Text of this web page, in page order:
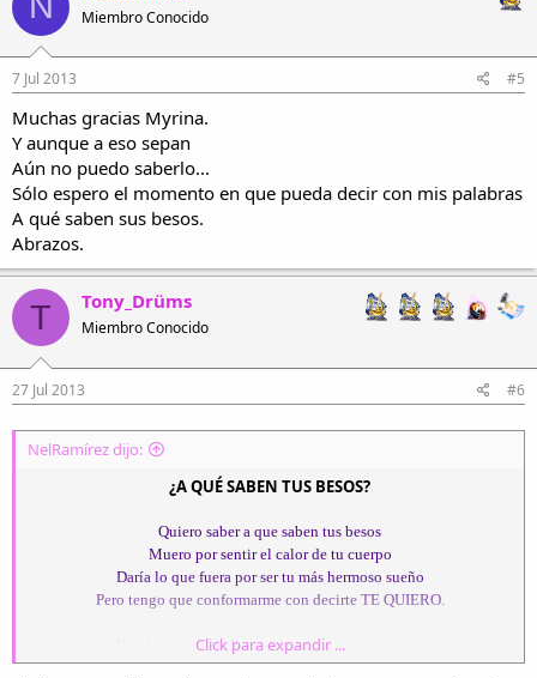
Aunque en el fondo sabes que por ti yo muero.
Porque por ti yo le robo hasta al cielo.
Miembro Conocido
7 Jul 2013 #5
Muchas gracias Myrina.
Y aunque a eso sepan
Aún no puedo saberlo...
Sólo espero el momento en que pueda decir con mis palabras
A qué saben sus besos.
Abrazos.
T Tony_Drüms
Miembro Conocido
27 Jul 2013 #6
NelRamírez dijo:
¿A QUÉ SABEN TUS BESOS?
Quiero saber a que saben tus besos
Muero por sentir el calor de tu cuerpo
Daría lo que fuera por ser tu más hermoso sueño
Pero tengo que conformarme con decirte TE QUIERO.
No sé cómo pude llegar a quererte sin conocerte
No entiendo cómo puedo extrañarte sin tenerte
Click para expandir ...